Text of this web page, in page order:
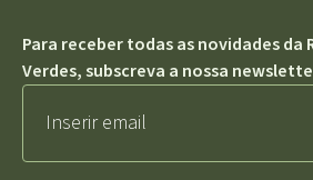
Para receber todas as novidades da
Verdes, subscreva a nossa